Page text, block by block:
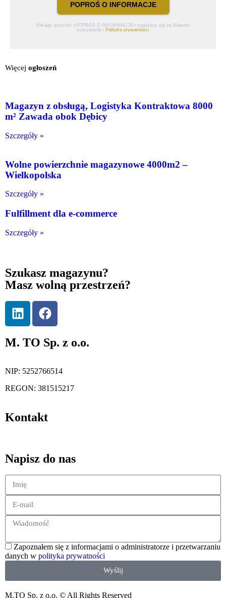
POPROŚ O INFORMACJE
Klikając przycisk «POPROŚ O INFORMACJE» zgadzasz się na Warunki
korzystania i Polityka prywatności
Więcej ogłoszeń
Magazyn z obsługą, Logistyka Kontraktowa 8000
m² Zawada obok Dębicy
Szczegóły »
Wolne powierzchnie magazynowe 4000m2 –
Wielkopolska
Szczegóły »
Fulfillment dla e-commerce
Szczegóły »
Szukasz magazynu?
Masz wolną przestrzeń?
M. TO Sp. z o.o.
NIP: 5252766514
REGON: 381515217
Kontakt
Napisz do nas
Zapoznałem się z informacjami o administratorze i przetwarzaniu
danych w polityka prywatności
Wyślij
M.TO Sp. z o.o. © All Rights Reserved